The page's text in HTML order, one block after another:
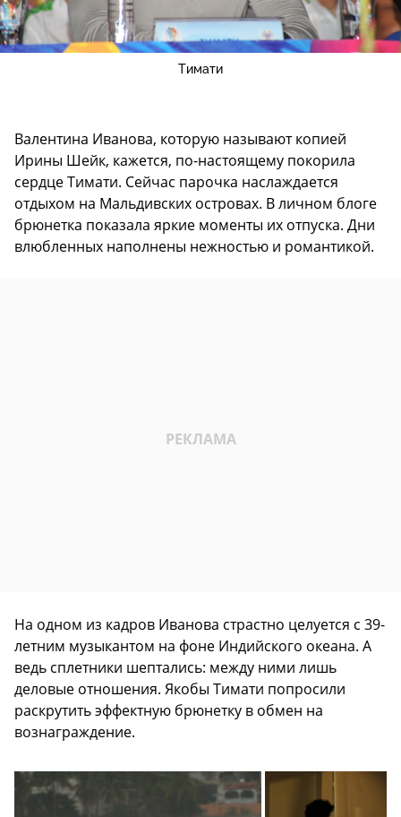
Тимати
Валентина Иванова, которую называют копией
Ирины Шейк, кажется, по-настоящему покорила
сердце Тимати. Сейчас парочка наслаждается
отдыхом на Мальдивских островах. В личном блоге
брюнетка показала яркие моменты их отпуска. Дни
влюбленных наполнены нежностью и романтикой.
На одном из кадров Иванова страстно целуется с 39-
летним музыкантом на фоне Индийского океана. А
ведь сплетники шептались: между ними лишь
деловые отношения. Якобы Тимати попросили
раскрутить эффектную брюнетку в обмен на
вознаграждение.